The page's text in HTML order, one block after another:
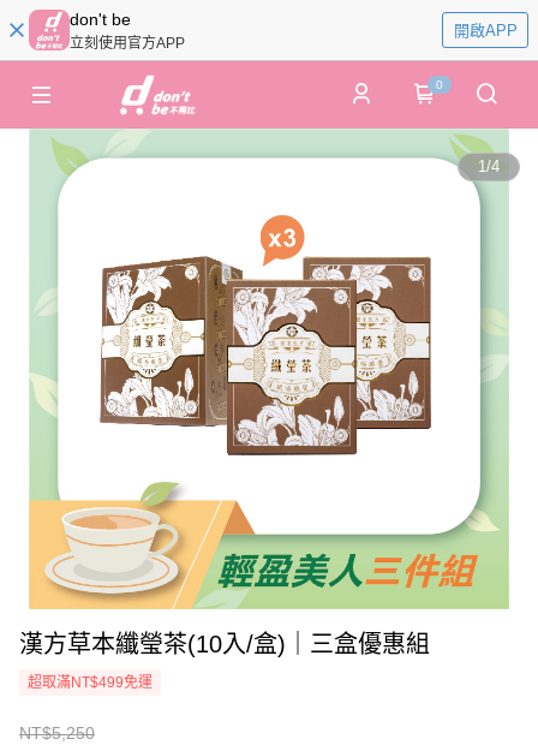
don't be
立刻使用官方APP
開啟APP
0
1/4
漢方草本纖瑩茶(10入/盒)｜三盒優惠組
超取滿NT$499免運
NT$5,250